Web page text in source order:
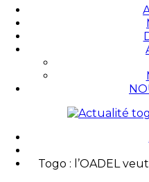
Togo : l’OADEL